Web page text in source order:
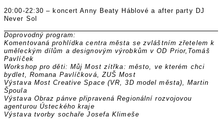
20:00-22:30 – koncert Anny Beaty Háblové a after party DJ
Never Sol
Doprovodný program:
Komentovaná prohlídka centra města se zvláštním zřetelem k
uměleckým dílům a designovým výrobkům v OD Prior,Tomáš
Pavlíček
Workshop pro děti: Můj Most zítřka: město, ve kterém chci
bydlet, Romana Pavlíčková, ZUŠ Most
Výstava Most Creative Space (VR, 3D model města), Martin
Špoula
Výstava Obraz pánve připravená Regionální rozvojovou
agenturou Ústeckého kraje
Výstava tvorby sochaře Josefa Klimeše